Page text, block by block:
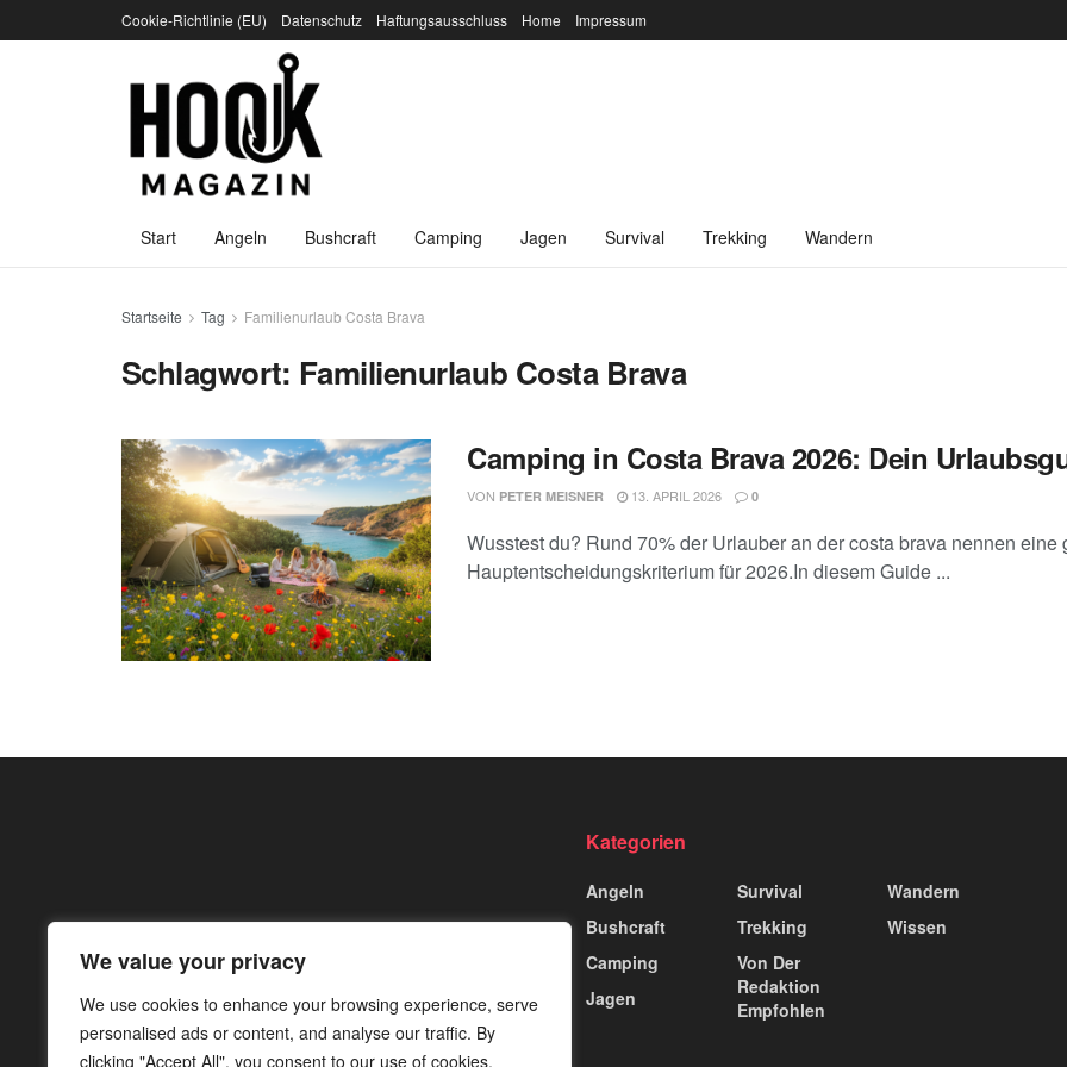
We value your privacy
We use cookies to enhance your browsing experience, serve
personalised ads or content, and analyse our traffic. By
clicking "Accept All", you consent to our use of cookies.
Cookie-Richtlinie (EU) Datenschutz Haftungsausschluss Home Impressum
Start Angeln Bushcraft Camping Jagen Survival Trekking Wandern
Startseite Tag Familienurlaub Costa Brava
Schlagwort: Familienurlaub Costa Brava
Camping in Costa Brava 2026: Dein
VON PETER MEISNER 13. APRIL 2026 0
Wusstest du? Rund 70% der Urlauber an der costa brava nennen
Hauptentscheidungskriterium für 2026.In diesem Guide ...
Kategorien
Angeln
Bushcraft
Camping
Jagen
Survival
Trekking
Von Der
Redaktion
Empfohlen
Wandern
Wissen